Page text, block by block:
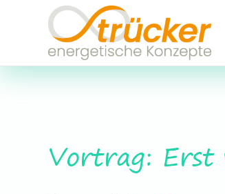
Vortrag: Erst